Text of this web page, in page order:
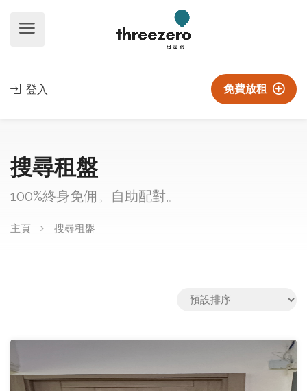
登入 免費放租
搜尋租盤
100%終身免佣。自助配對。
主頁 搜尋租盤